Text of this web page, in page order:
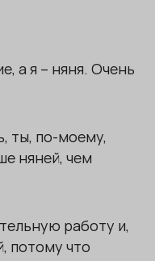
а я – няня. Очень
ты, по-моему,
няней, чем
работу и,
потому что